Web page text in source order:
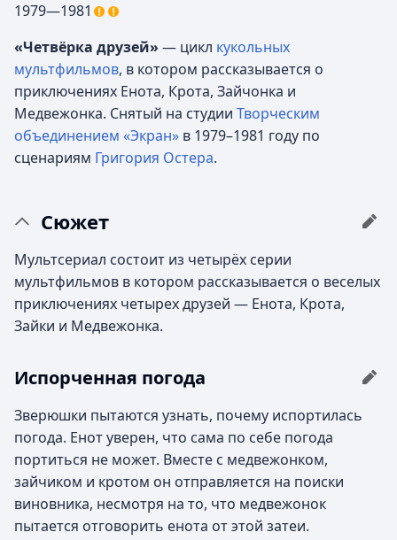
1979—1981
«Четвёрка друзей» — цикл кукольных
мультфильмов, в котором рассказывается о
приключениях Енота, Крота, Зайчонка и
Медвежонка. Снятый на студии Творческим
объединением «Экран» в 1979–1981 году по
сценариям Григория Остера.
Сюжет
Мультсериал состоит из четырёх серии
мультфильмов в котором рассказывается о веселых
приключениях четырех друзей — Енота, Крота,
Зайки и Медвежонка.
Испорченная погода
Зверюшки пытаются узнать, почему испортилась
погода. Енот уверен, что сама по себе погода
портиться не может. Вместе с медвежонком,
зайчиком и кротом он отправляется на поиски
виновника, несмотря на то, что медвежонок
пытается отговорить енота от этой затеи.